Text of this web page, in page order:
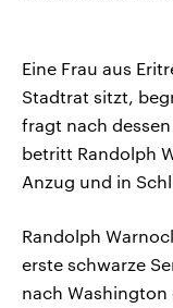
Eine Frau aus
Stadtrat sitzt,
fragt nach
betritt Randolph
Anzug und in
Randolph
erste schwarze
nach Washington